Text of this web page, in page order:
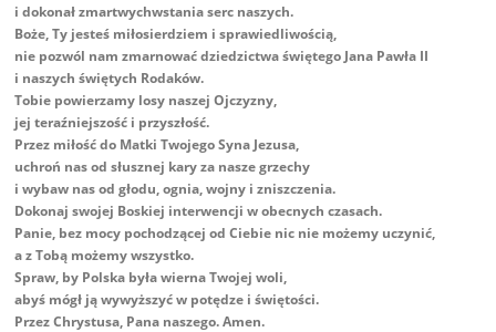
i dokonał zmartwychwstania serc naszych.
Boże, Ty jesteś miłosierdziem i sprawiedliwością,
nie pozwól nam zmarnować dziedzictwa świętego Jana Pawła II
i naszych świętych Rodaków.
Tobie powierzamy losy naszej Ojczyzny,
jej teraźniejszość i przyszłość.
Przez miłość do Matki Twojego Syna Jezusa,
uchroń nas od słusznej kary za nasze grzechy
i wybaw nas od głodu, ognia, wojny i zniszczenia.
Dokonaj swojej Boskiej interwencji w obecnych czasach.
Panie, bez mocy pochodzącej od Ciebie nic nie możemy uczynić,
a z Tobą możemy wszystko.
Spraw, by Polska była wierna Twojej woli,
abyś mógł ją wywyższyć w potędze i świętości.
Przez Chrystusa, Pana naszego. Amen.